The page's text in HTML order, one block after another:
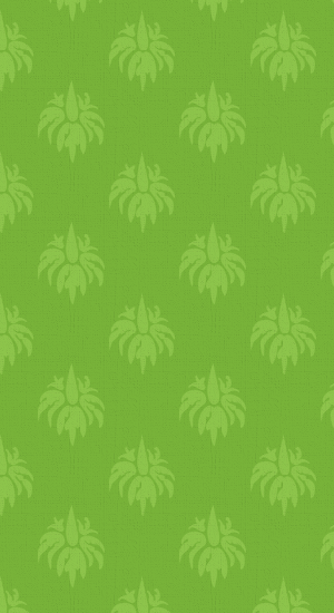
megfő és
ráírva, de a
tartalmazhat
puhára főzöm
zöldséges
de egyébként
tettem, ahogyan
körül adtam
teljeskiörlésű
és apró